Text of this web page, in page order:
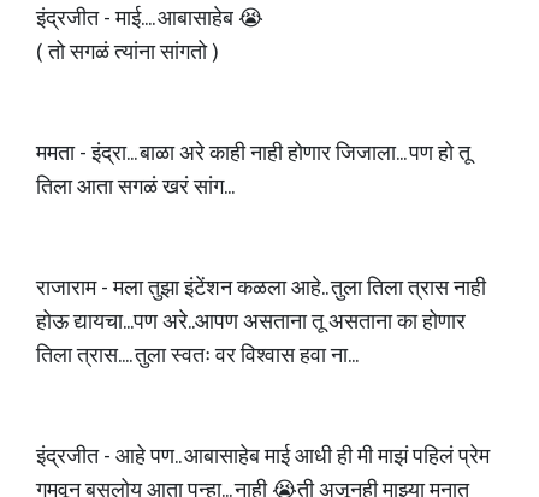
इंद्रजीत - माई.... आबासाहेब 😭
( तो सगळं त्यांना सांगतो )
ममता - इंद्रा... बाळा अरे काही नाही होणार जिजाला... पण हो तू
तिला आता सगळं खरं सांग...
राजाराम - मला तुझा इंटेंशन कळला आहे.. तुला तिला त्रास नाही
होऊ द्यायचा...पण अरे..आपण असताना तू असताना का होणार
तिला त्रास.... तुला स्वतः वर विश्वास हवा ना...
इंद्रजीत - आहे पण.. आबासाहेब माई आधी ही मी माझं पहिलं प्रेम